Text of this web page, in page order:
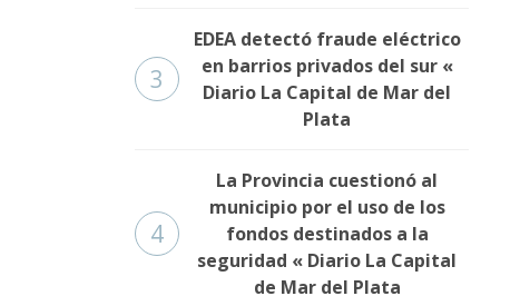
3
EDEA detectó fraude eléctrico
en barrios privados del sur «
Diario La Capital de Mar del
Plata
4
La Provincia cuestionó al
municipio por el uso de los
fondos destinados a la
seguridad « Diario La Capital
de Mar del Plata